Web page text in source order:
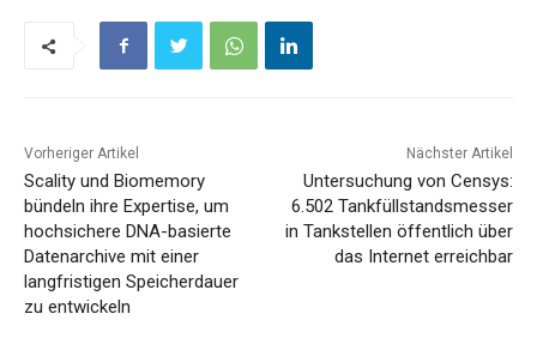
Vorheriger Artikel
Scality und Biomemory
bündeln ihre Expertise, um
hochsichere DNA-basierte
Datenarchive mit einer
langfristigen Speicherdauer
zu entwickeln
Nächster Artikel
Untersuchung von Censys:
6.502 Tankfüllstandsmesser
in Tankstellen öffentlich über
das Internet erreichbar